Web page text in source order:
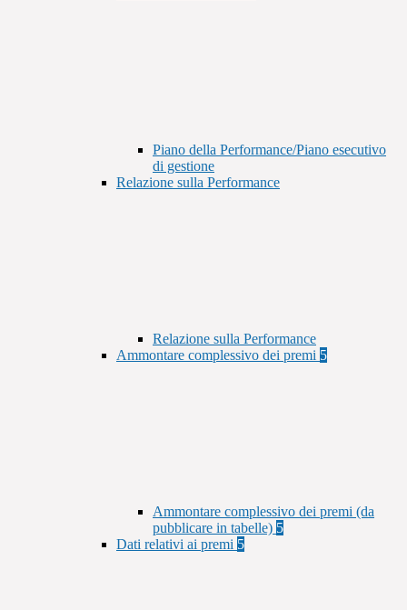
Piano della Performance/Piano esecutivo
di gestione
Relazione sulla Performance
Relazione sulla Performance
Ammontare complessivo dei premi 5
Ammontare complessivo dei premi (da
pubblicare in tabelle) 5
Dati relativi ai premi 5